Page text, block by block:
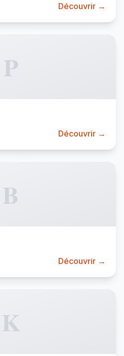
Découvrir →
P
Découvrir →
B
Découvrir →
K